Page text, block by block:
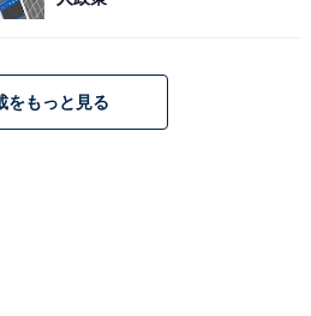
をもっと見る